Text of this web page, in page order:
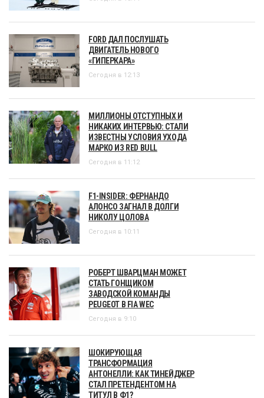
FORD ДАЛ ПОСЛУШАТЬ
ДВИГАТЕЛЬ НОВОГО
«ГИПЕРКАРА»
Сегодня в 12:13
МИЛЛИОНЫ ОТСТУПНЫХ И
НИКАКИХ ИНТЕРВЬЮ: СТАЛИ
ИЗВЕСТНЫ УСЛОВИЯ УХОДА
МАРКО ИЗ RED BULL
Сегодня в 11:12
F1-INSIDER: ФЕРНАНДО
АЛОНСО ЗАГНАЛ В ДОЛГИ
НИКОЛУ ЦОЛОВА
Сегодня в 10:11
РОБЕРТ ШВАРЦМАН МОЖЕТ
СТАТЬ ГОНЩИКОМ
ЗАВОДСКОЙ КОМАНДЫ
PEUGEOT В FIA WEC
Сегодня в 9:10
ШОКИРУЮЩАЯ
ТРАНСФОРМАЦИЯ
АНТОНЕЛЛИ: КАК ТИНЕЙДЖЕР
СТАЛ ПРЕТЕНДЕНТОМ НА
ТИТУЛ В Ф1?